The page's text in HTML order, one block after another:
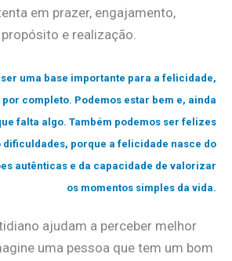
em prazer, engajamento,
e realização.
uma base importante para a felicidade,
por completo. Podemos estar bem e, ainda
falta algo. Também podemos ser felizes
dificuldades, porque a felicidade nasce do
autênticas e da capacidade de valorizar
os momentos simples da vida.
ajudam a perceber melhor
uma pessoa que tem um bom